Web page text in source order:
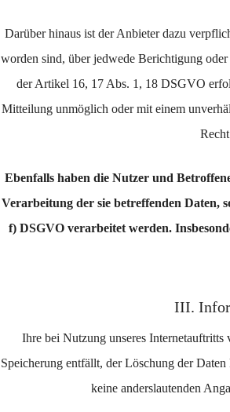
Darüber hinaus ist der Anbieter dazu
worden sind, über jedwede Berichtigung
der Artikel 16, 17 Abs. 1, 18 DSGVO
Mitteilung unmöglich oder mit einem
Ebenfalls haben die Nutzer und
Verarbeitung der sie betreffenden Daten,
f) DSGVO verarbeitet werden.
III.
Ihre bei Nutzung unseres Internetauftritts
Speicherung entfällt, der Löschung der
keine anderslautenden